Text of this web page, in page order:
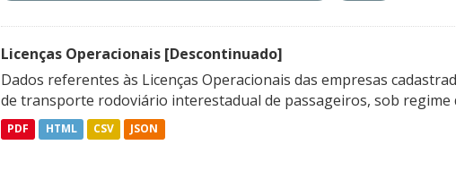
Licenças Operacionais [Descontinuado]
Dados referentes às Licenças Operacionais das empresas
de transporte rodoviário interestadual de passageiros, sob regime
PDF HTML CSV JSON